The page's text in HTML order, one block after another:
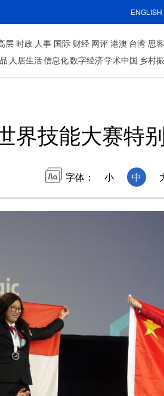
ENGLISH
层 时政 人事 国际 财经 网评 港澳 台湾 思
人居生活信息化数字经济学术中国 乡村
界技能大赛特
字体： 小 中